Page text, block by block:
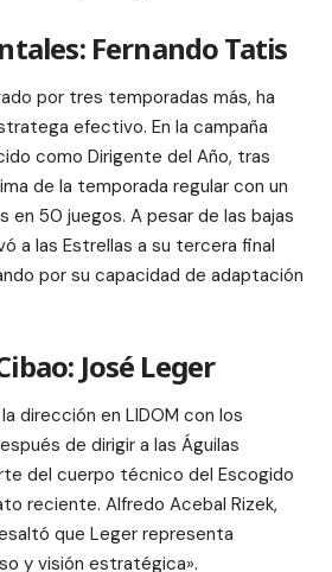
Fernando Tatis
por tres temporadas más, ha
efectivo. En la campaña
como Dirigente del Año, tras
de la temporada regular con un
50 juegos. A pesar de las bajas
a las Estrellas a su tercera final
por su capacidad de adaptación
José Leger
dirección en LIDOM con los
de dirigir a las Águilas
del cuerpo técnico del Escogido
reciente. Alfredo Acebal Rizek,
que Leger representa
y visión estratégica».